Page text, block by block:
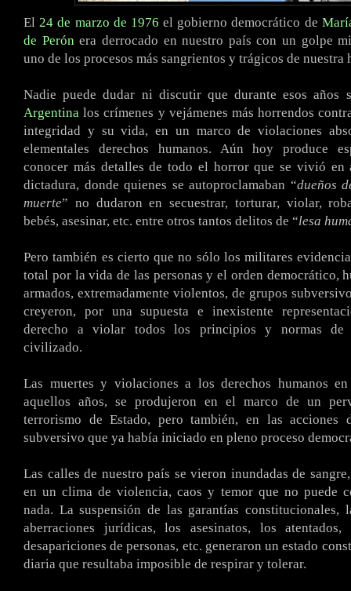
El24 de marzo de 1976 el gobierno democrático de
de Perónera derrocado en nuestro país con un golpe
uno de los procesos más sangrientos y trágicos de
Nadie puede dudar ni discutir que durante esos años
Argentina los crímenes y vejámenes más horrendos
integridad y su vida, en un marco de violaciones
elementales derechos humanos. Aún hoy produce
conocer más detalles de todo el horror que se vivió en
dictadura, donde quienes se autoproclamaban “dueños
muerte” no dudaron en secuestrar, torturar, violar,
bebés, asesinar, etc. entre otros tantos delitos de “lesa
Pero también es cierto que no sólo los militares
total por la vida de las personas y el orden democrático,
armados, extremadamente violentos, de grupos
creyeron, por una supuesta e inexistente
derecho a violar todos los principios y normas de
civilizado.
Las muertes y violaciones a los derechos humanos
aquellos años, se produjeron en el marco de un
terrorismo de Estado, pero también, en las acciones
subversivo que ya había iniciado en pleno proceso
Las calles de nuestro país se vieron inundadas de
en un clima de violencia, caos y temor que no puede
nada. La suspensión de las garantías constitucionales,
aberraciones jurídicas, los asesinatos, los
desapariciones de personas, etc. generaron un estado
diaria que resultaba imposible de respirar y tolerar.